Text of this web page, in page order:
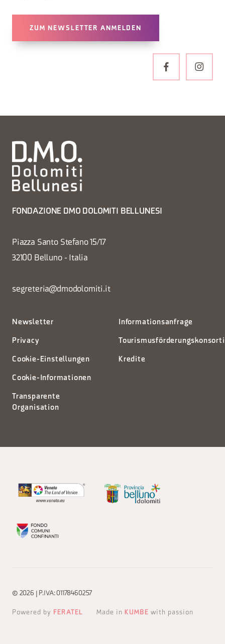
ZUM NEWSLETTER ANMELDEN
FONDAZIONE DMO DOLOMITI BELLUNESI
Piazza Santo Stefano 15/17
32100 Belluno - Italia
segreteria@dmodolomiti.it
Newsletter
Privacy
Cookie-Einstellungen
Cookie-Informationen
Transparente
Organisation
Informationsanfrage
Kredite
© 2026 | P.IVA: 01178460257
Powered by FERATEL Made in KUMBE with passion